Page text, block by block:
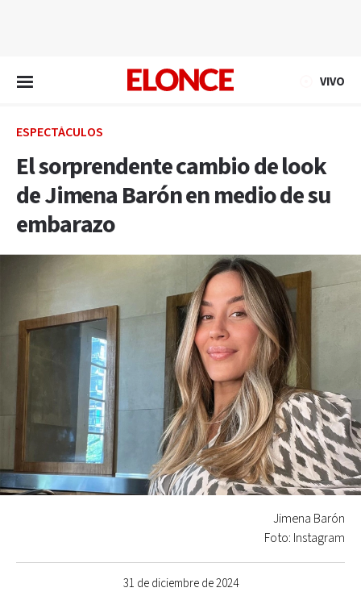
VIVO
ESPECTÁCULOS
El sorprendente cambio de look
de Jimena Barón en medio de su
embarazo
31 de diciembre de 2024
Jimena Barón
Foto: Instagram